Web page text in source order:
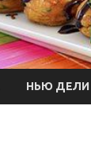
НЬЮ ДЕЛИ